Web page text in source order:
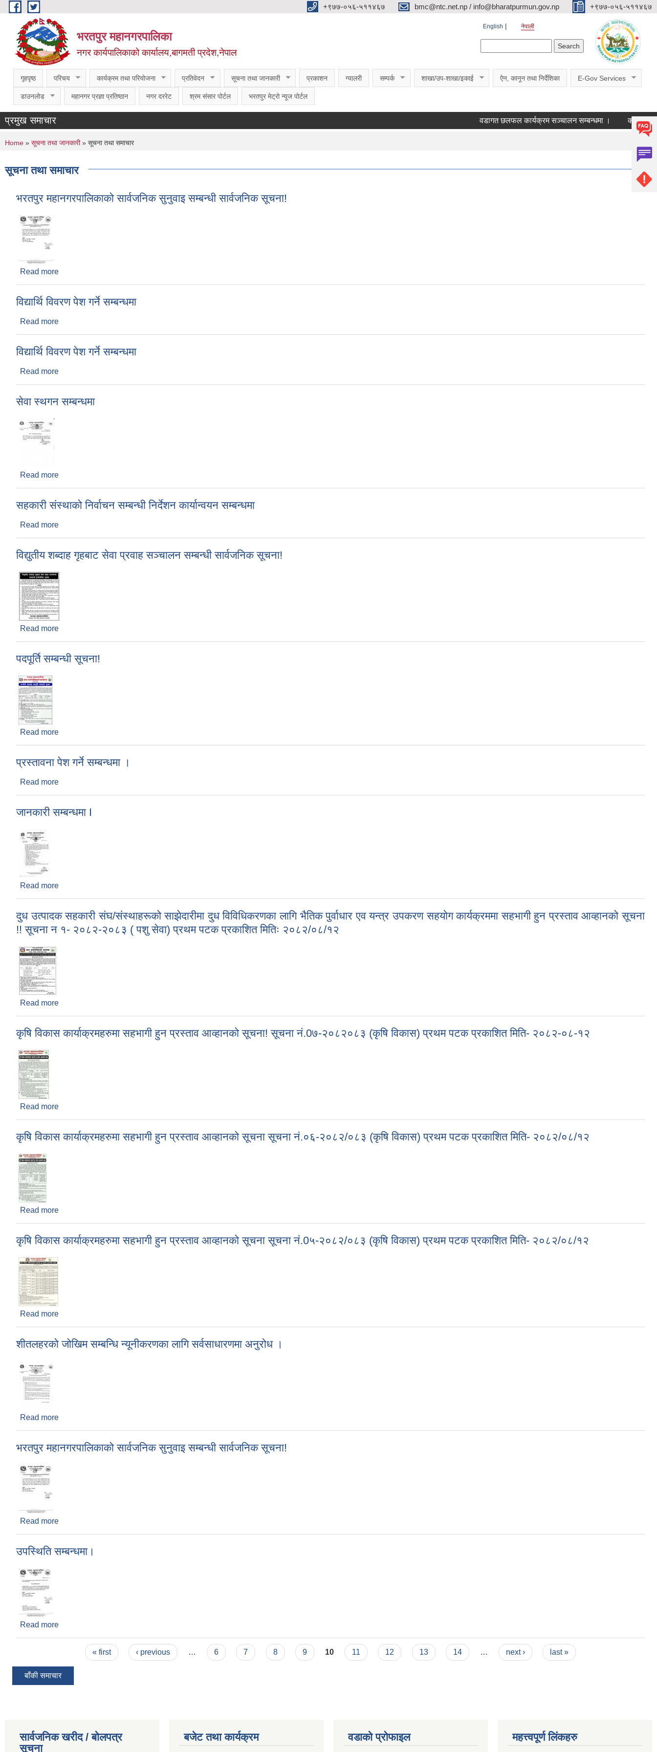
Skip to main content ‌‌+९७७-०५६-५११४६७ bmc@ntc.net.np / info@bharatpurmun.gov.np ‌‌+९७७-०५६-५११४६७
भरतपुर महानगरपालिका
नगर कार्यपालिकाको कार्यालय,बागमती प्रदेश,नेपाल
English नेपाली
गृहपृष्ठ परिचय कार्यक्रम तथा परियोजना प्रतिवेदन सूचना तथा जानकारी प्रकाशन ग्यालरी सम्पर्क शाखा/उप-शाखा/इकाई ऐन, कानून तथा निर्देशिका E-Gov Services
डाउनलोड महानगर प्रज्ञा प्रतिष्ठान नगर दररेट श्रम संसार पोर्टल भरतपुर मेट्रो न्यूज पोर्टल
प्रमुख समाचार वडागत छलफल कार्यक्रम सञ्चालन सम्बन्धमा । कक्षा ११ को
You are here
Home » सूचना तथा जानकारी» सूचना तथा समाचार
सूचना तथा समाचार
भरतपुर महानगरपालिकाको सार्वजनिक सुनुवाइ सम्बन्धी सार्वजनिक सूचना!
Read more
विद्यार्थि विवरण पेश गर्ने सम्बन्धमा
Read more
विद्यार्थि विवरण पेश गर्ने सम्बन्धमा
Read more
सेवा स्थगन सम्बन्धमा
Read more
सहकारी संस्थाको निर्वाचन सम्बन्धी निर्देशन कार्यान्वयन सम्बन्धमा
Read more
विद्युतीय शब्दाह गृहबाट सेवा प्रवाह सञ्चालन सम्बन्धी सार्वजनिक सूचना!
Read more
पदपूर्ति सम्बन्धी सूचना!
Read more
प्रस्तावना पेश गर्ने सम्बन्धमा ।
Read more
जानकारी सम्बन्धमा I
Read more
दुध उत्पादक सहकारी संघ/संस्थाहरूको साझेदारीमा दुध विविधिकरणका लागि भैतिक पुर्वाधार एव यन्त्र उपकरण सहयोग कार्यक्रममा सहभागी हुन प्रस्ताव आव्हानको सूचना
!! सूचना न १- २०८२-२०८३ ( पशु सेवा) प्रथम पटक प्रकाशित मितिः २०८२/०८/१२
Read more
कृषि विकास कार्याक्रमहरुमा सहभागी हुन प्रस्ताव आव्हानको सूचना! सूचना नं.0७-२०८२०८३ (कृषि विकास) प्रथम पटक प्रकाशित मिति- २०८२-०८-१२
Read more
कृषि विकास कार्याक्रमहरुमा सहभागी हुन प्रस्ताव आव्हानको सूचना सूचना नं.०६-२०८२/०८३ (कृषि विकास) प्रथम पटक प्रकाशित मिति- २०८२/०८/१२
Read more
कृषि विकास कार्याक्रमहरुमा सहभागी हुन प्रस्ताव आव्हानको सूचना सूचना नं.0५-२०८२/०८३ (कृषि विकास) प्रथम पटक प्रकाशित मिति- २०८२/०८/१२
Read more
शीतलहरको जोखिम सम्बन्धि न्यूनीकरणका लागि सर्वसाधारणमा अनुरोध ।
Read more
भरतपुर महानगरपालिकाको सार्वजनिक सुनुवाइ सम्बन्धी सार्वजनिक सूचना!
Read more
उपस्थिति सम्बन्धमा।
Read more
« first ‹ previous … 6 7 8 9 10 11 12 13 14 … next › last »
बाँकी समाचार
सार्वजनिक खरीद / बोलपत्र
सूचना
बजेट तथा कार्यक्रम वडाको प्रोफाइल महत्त्वपूर्ण लिंकहरु